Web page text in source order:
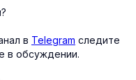
в Telegram следите
в обсуждении.